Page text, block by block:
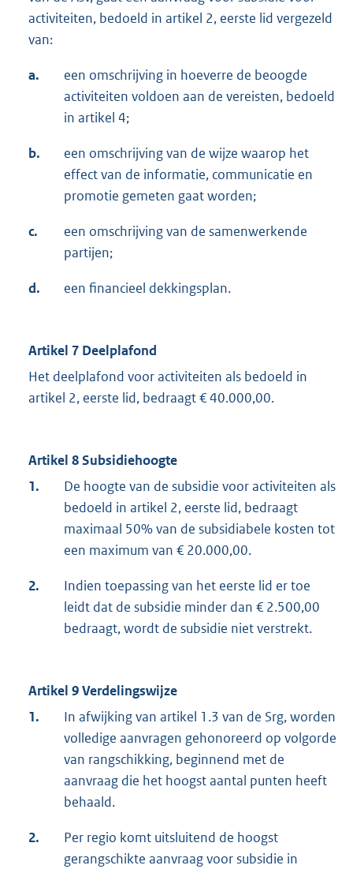
activiteiten, bedoeld in artikel 2, eerste lid vergezeld
van:
a.
een omschrijving in hoeverre de beoogde
activiteiten voldoen aan de vereisten, bedoeld
in artikel 4;
b.
een omschrijving van de wijze waarop het
effect van de informatie, communicatie en
promotie gemeten gaat worden;
c.
een omschrijving van de samenwerkende
partijen;
d. een financieel dekkingsplan.
Artikel 7 Deelplafond
Het deelplafond voor activiteiten als bedoeld in
artikel 2, eerste lid, bedraagt € 40.000,00.
Artikel 8 Subsidiehoogte
1.
De hoogte van de subsidie voor activiteiten als
bedoeld in artikel 2, eerste lid, bedraagt
maximaal 50% van de subsidiabele kosten tot
een maximum van € 20.000,00.
2.
Indien toepassing van het eerste lid er toe
leidt dat de subsidie minder dan € 2.500,00
bedraagt, wordt de subsidie niet verstrekt.
Artikel 9 Verdelingswijze
1.
In afwijking van artikel 1.3 van de Srg, worden
volledige aanvragen gehonoreerd op volgorde
van rangschikking, beginnend met de
aanvraag die het hoogst aantal punten heeft
behaald.
2.
Per regio komt uitsluitend de hoogst
gerangschikte aanvraag voor subsidie in